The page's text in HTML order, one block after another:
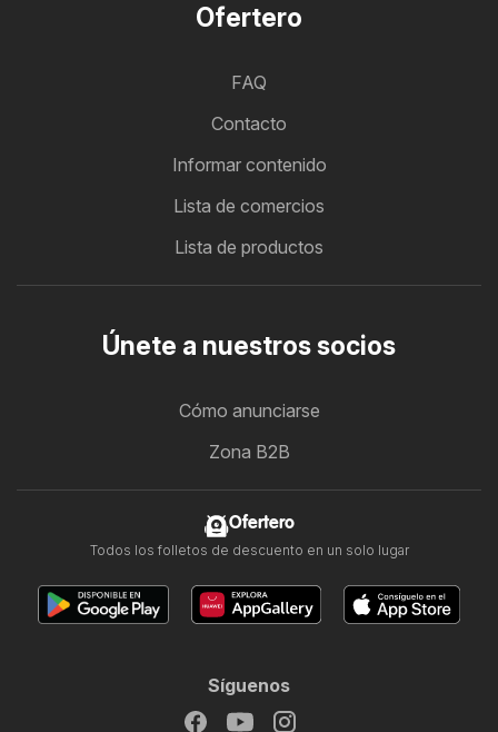
Ofertero
FAQ
Contacto
Informar contenido
Lista de comercios
Lista de productos
Únete a nuestros socios
Cómo anunciarse
Zona B2B
Ofertero
Todos los folletos de descuento en un solo lugar
Síguenos